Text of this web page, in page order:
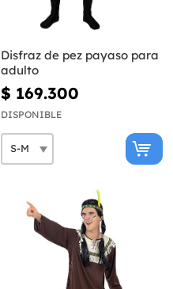
Disfraz de pez payaso para
adulto
$ 169.300
DISPONIBLE